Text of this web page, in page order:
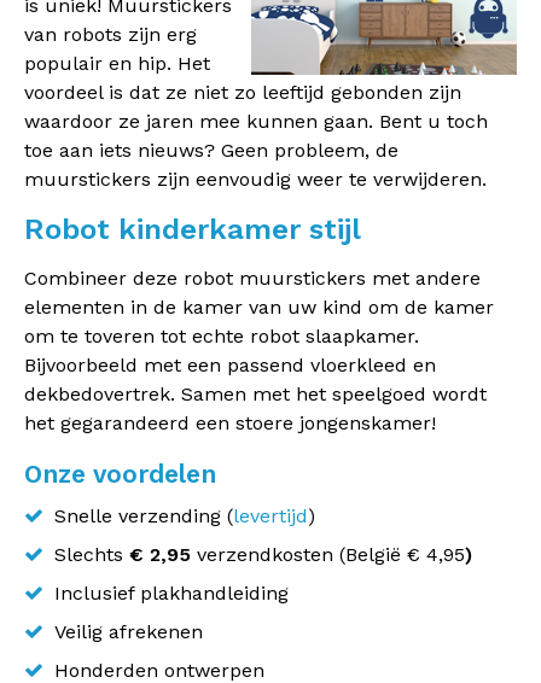
is uniek! Muurstickers
van robots zijn erg
populair en hip. Het
voordeel is dat ze niet zo leeftijd gebonden zijn
waardoor ze jaren mee kunnen gaan. Bent u toch
toe aan iets nieuws? Geen probleem, de
muurstickers zijn eenvoudig weer te verwijderen.
Robot kinderkamer stijl
Combineer deze robot muurstickers met andere
elementen in de kamer van uw kind om de kamer
om te toveren tot echte robot slaapkamer.
Bijvoorbeeld met een passend vloerkleed en
dekbedovertrek. Samen met het speelgoed wordt
het gegarandeerd een stoere jongenskamer!
Onze voordelen
Snelle verzending (levertijd)
Slechts € 2,95 verzendkosten (België € 4,95)
Inclusief plakhandleiding
Veilig afrekenen
Honderden ontwerpen